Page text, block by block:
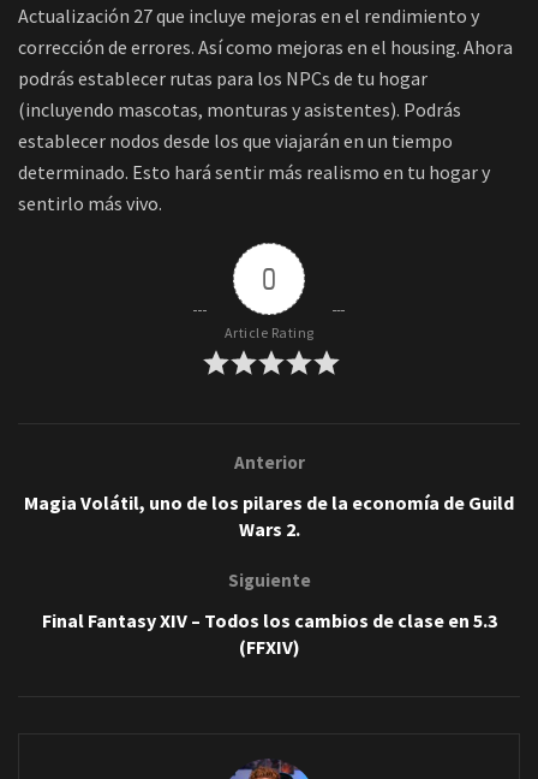
Actualización 27 que incluye mejoras en el rendimiento y
corrección de errores. Así como mejoras en el housing. Ahora
podrás establecer rutas para los NPCs de tu hogar
(incluyendo mascotas, monturas y asistentes). Podrás
establecer nodos desde los que viajarán en un tiempo
determinado. Esto hará sentir más realismo en tu hogar y
sentirlo más vivo.
0
Article Rating
Anterior
Magia Volátil, uno de los pilares de la economía de Guild
Wars 2.
Siguiente
Final Fantasy XIV – Todos los cambios de clase en 5.3
(FFXIV)